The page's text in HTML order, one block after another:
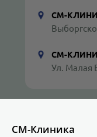
СМ-
СМ-
Ул. Малая
СМ-Клиника